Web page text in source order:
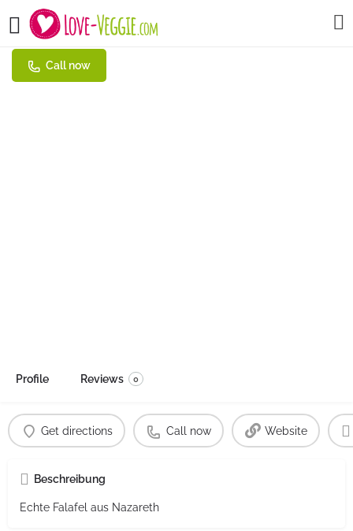
Falafel Sababa
Call now
Profile Reviews 0
Get directions Call now Website
Beschreibung
Echte Falafel aus Nazareth